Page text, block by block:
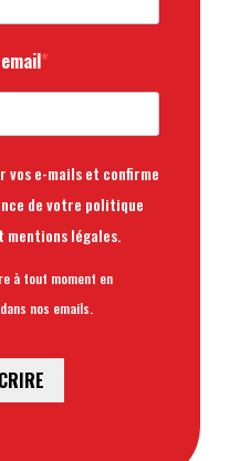
vos e-mails et confirme
de votre politique
légales.
à tout moment en
nos emails.